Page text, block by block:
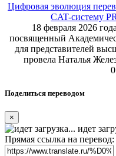
Цифровая эволюция
CAT-систему
18 февраля 2026
посвященный
для представителей
провела Наталья
Поделиться переводом
×
идет
Прямая ссылка на перевод: